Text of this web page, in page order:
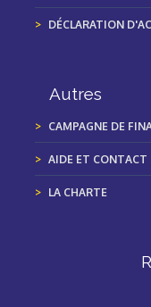
DÉCLARATION
Autres
CAMPAGNE DE
AIDE ET CONTACT
LA CHARTE